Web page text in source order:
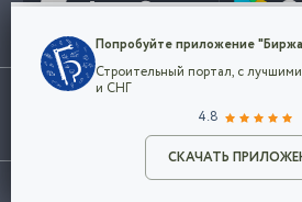
Разместить
Использование сайта, в том числе подача
марки представленные на сайте являются
©2026Биржа СНГ
Конфиденциальность
Мы используем файлы cookie, чтобы
наш сайт удобным для каждого
Политикой конфиденциальности
и принимаете условия использования
Попробуйте приложение
Строительный портал, с
и СНГ
4.8
СКАЧАТЬ